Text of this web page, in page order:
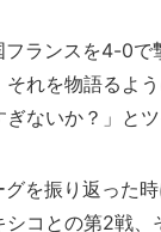
ランスを4-0で
それを物語るよ
ないか？」とツ
を振り返った
シコとの第2戦、